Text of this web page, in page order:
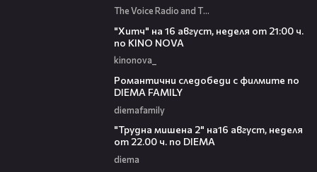
The Voice Radio and TV Bulgaria
"Хитч" на 16 август, неделя от 21:00 ч.
по KINO NOVA
kinonova_
Романтични следобеди с филмите по
DIEMA FAMILY
diemafamily
"Трудна мишена 2" на16 август, неделя
от 22.00 ч. по DIEMA
diema